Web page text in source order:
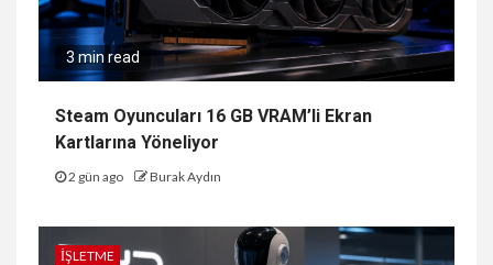
3 min read
Steam Oyuncuları 16 GB VRAM’li Ekran
Kartlarına Yöneliyor
2 gün ago Burak Aydın
İŞLETME